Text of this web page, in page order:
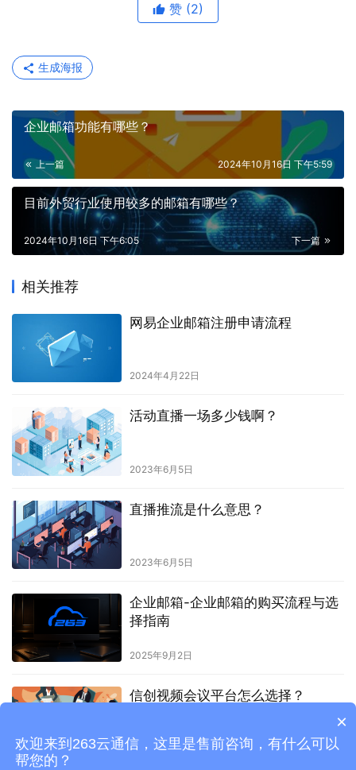
赞 (2)
生成海报
企业邮箱功能有哪些？
上一篇 2024年10月16日 下午5:59
目前外贸行业使用较多的邮箱有哪些？
下一篇
2024年10月16日 下午6:05
相关推荐
网易企业邮箱注册申请流程
2024年4月22日
活动直播一场多少钱啊？
2023年6月5日
直播推流是什么意思？
2023年6月5日
企业邮箱-企业邮箱的购买流程与选
择指南
2025年9月2日
信创视频会议平台怎么选择？
2023年5月11日
×
欢迎来到263云通信，这里是售前咨询，有什么可以
帮您的？